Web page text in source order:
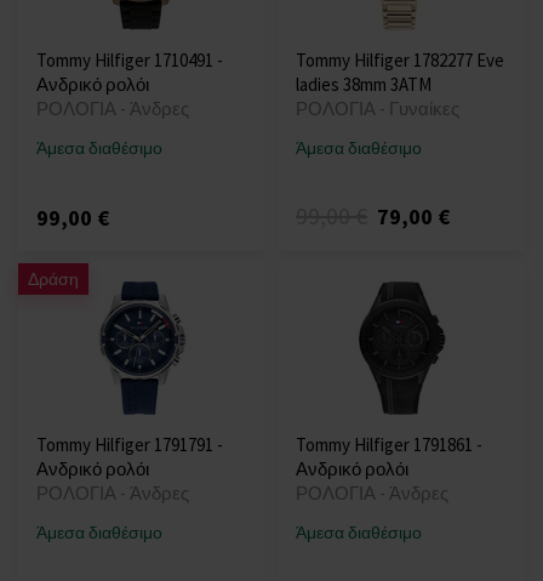
Tommy Hilfiger 1710491 -
Ανδρικό ρολόι
ΡΟΛΟΓΙΑ - Άνδρες
Άμεσα διαθέσιμο
99,00 €
Tommy Hilfiger 1782277 Eve
ladies 38mm 3ATM
ΡΟΛΟΓΙΑ - Γυναίκες
Άμεσα διαθέσιμο
79,00 €
Δράση
Tommy Hilfiger 1791791 -
Ανδρικό ρολόι
ΡΟΛΟΓΙΑ - Άνδρες
Άμεσα διαθέσιμο
Tommy Hilfiger 1791861 -
Ανδρικό ρολόι
ΡΟΛΟΓΙΑ - Άνδρες
Άμεσα διαθέσιμο